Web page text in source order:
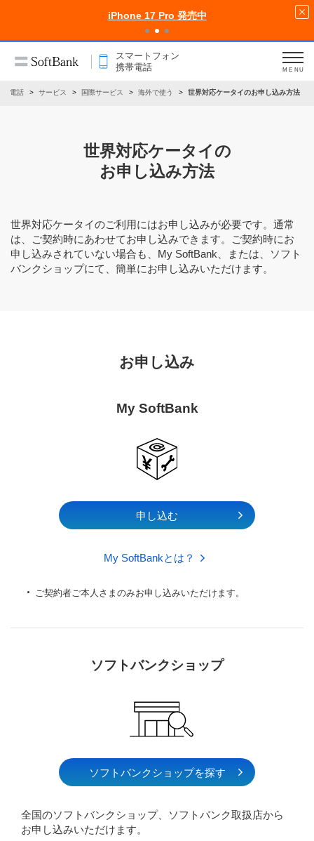
iPhone 17 Pro 発売中
スマートフォン
携帯電話
MENU
帯電話 サービス 国際サービス 海外で使う 世界対応ケータイのお申し込み方法
世界対応ケータイの
お申し込み方法
世界対応ケータイのご利用にはお申し込みが必要です。通常
は、ご契約時にあわせてお申し込みできます。ご契約時にお
申し込みされていない場合も、My SoftBank、または、ソフト
バンクショップにて、簡単にお申し込みいただけます。
お申し込み
My SoftBank
申し込む
My SoftBankとは？
ご契約者ご本人さまのみお申し込みいただけます。
ソフトバンクショップ
ソフトバンクショップを探す
全国のソフトバンクショップ、ソフトバンク取扱店から
お申し込みいただけます。